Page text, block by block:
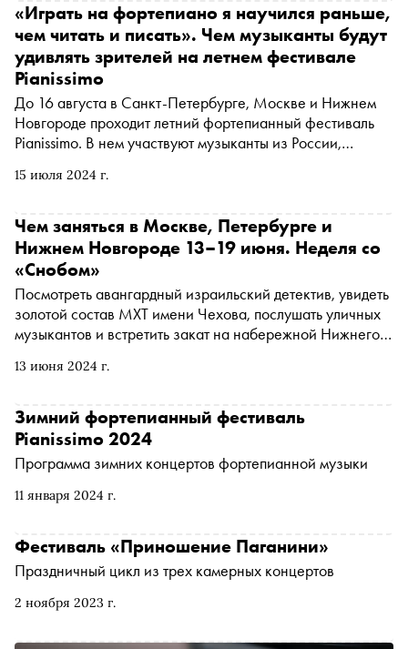
15 июля 2024 г.
«Играть на фортепиано я научился раньше,
чем читать и писать». Чем музыканты будут
удивлять зрителей на летнем фестивале
Pianissimo
До 16 августа в Санкт-Петербурге, Москве и Нижнем
Новгороде проходит летний фортепианный фестиваль
Pianissimo. В нем участвуют музыканты из России,
Кореи. В Москве концерты начнутся с 16 июля в Доме
справляются с волнением, как любят отдыхать после
выступлений и музыка каких русских композиторов их
вдохновляет
13 июня 2024 г.
Чем заняться в Москве, Петербурге и
Нижнем Новгороде 13–19 июня. Неделя со
«Снобом»
Посмотреть авангардный израильский детектив, увидеть
золотой состав МХТ имени Чехова, послушать уличных
музыкантов и встретить закат на набережной Нижнего
сходить на ближайшей неделе
11 января 2024 г.
Зимний фортепианный фестиваль
Pianissimo 2024
Программа зимних концертов фортепианной музыки
2 ноября 2023 г.
Фестиваль «Приношение Паганини»
Праздничный цикл из трех камерных концертов